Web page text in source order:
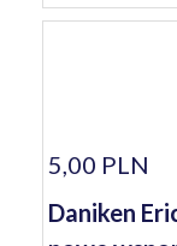
5,00 PLN
Daniken